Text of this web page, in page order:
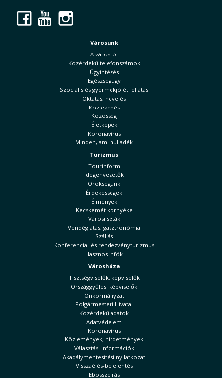
Facebook
YouTube
Városunk
A városról
Közérdekű telefonszámok
Ügyintézés
Egészségügy
Szociális és gyermekjóléti ellátás
Oktatás, nevelés
Közlekedés
Közösség
Életképek
Koronavírus
Minden, ami hulladék
Turizmus
Tourinform
Idegenvezetők
Örökségünk
Érdekességek
Élmények
Kecskemét környéke
Városi séták
Vendéglátás, gasztronómia
Szállás
Konferencia- és rendezvényturizmus
Hasznos infók
Városháza
Tisztségviselők, képviselők
Országgyűlési képviselők
Önkormányzat
Polgármesteri Hivatal
Közérdekű adatok
Adatvédelem
Koronavírus
Közlemények, hirdetmények
Választási információk
Akadálymentesítési nyilatkozat
Visszaélés-bejelentés
Ebösszeírás